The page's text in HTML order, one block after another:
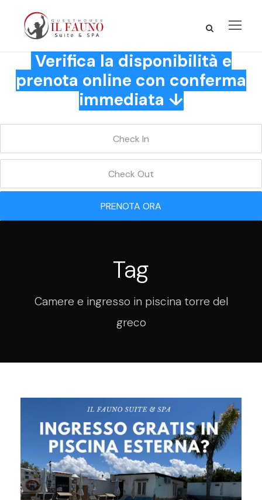
Verifica la disponibilità e
prenota online con conferma
immediata ↓
PRENOTA ORA
Tag
Camere e ingresso in piscina torre del
greco